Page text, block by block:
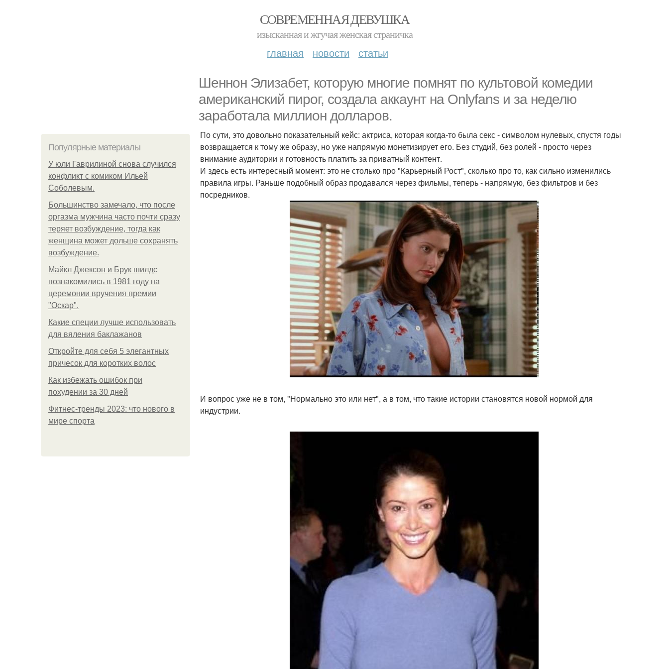
СОВРЕМЕННАЯ ДЕВУШКА
изысканная и жгучая женская страничка
главная новости статьи
Шеннон Элизабет, которую многие помнят по культовой комедии
американский пирог, создала аккаунт на Onlyfans и за неделю
заработала миллион долларов.
Популярные материалы
У юли Гаврилиной снова случился
конфликт с комиком Ильей
Соболевым.
Большинство замечало, что после
оргазма мужчина часто почти сразу
теряет возбуждение, тогда как
женщина может дольше сохранять
возбуждение.
Майкл Джексон и Брук шилдс
познакомились в 1981 году на
церемонии вручения премии
"Оскар".
Какие специи лучше использовать
для вяления баклажанов
Откройте для себя 5 элегантных
причесок для коротких волос
Как избежать ошибок при
похудении за 30 дней
Фитнес-тренды 2023: что нового в
мире спорта
По сути, это довольно показательный кейс: актриса, которая когда-то была секс - символом нулевых, спустя годы
возвращается к тому же образу, но уже напрямую монетизирует его. Без студий, без ролей - просто через
внимание аудитории и готовность платить за приватный контент.
И здесь есть интересный момент: это не столько про "Карьерный Рост", сколько про то, как сильно изменились
правила игры. Раньше подобный образ продавался через фильмы, теперь - напрямую, без фильтров и без
посредников.
И вопрос уже не в том, "Нормально это или нет", а в том, что такие истории становятся новой нормой для
индустрии.